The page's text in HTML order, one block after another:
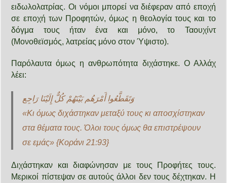
ειδωλολατρίας. Οι νόμοι μπορεί να διέφεραν από εποχή
σε εποχή των Προφητών, όμως η θεολογία τους και το
δόγμα τους ήταν ένα και μόνο, το Ταουχίντ
(Μονοθεϊσμός, λατρείας μόνο στον Ύψιστο).
Παρόλαυτα όμως η ανθρωπότητα διχάστηκε. Ο Αλλάχ
λέει:
وَتَقَطَّعُوا أَمْرَهُم بَيْنَهُمْ كُلٌّ إِلَيْنَا رَاجِع
«Κι όμως διχάστηκαν μεταξύ τους κι αποσχίστηκαν
στα θέματα τους. Όλοι τους όμως θα επιστρέψουν
σε εμάς» {Κοράνι 21:93}
Διχάστηκαν και διαφώνησαν με τους Προφήτες τους.
Μερικοί πίστεψαν σε αυτούς άλλοι δεν τους δέχτηκαν. Η